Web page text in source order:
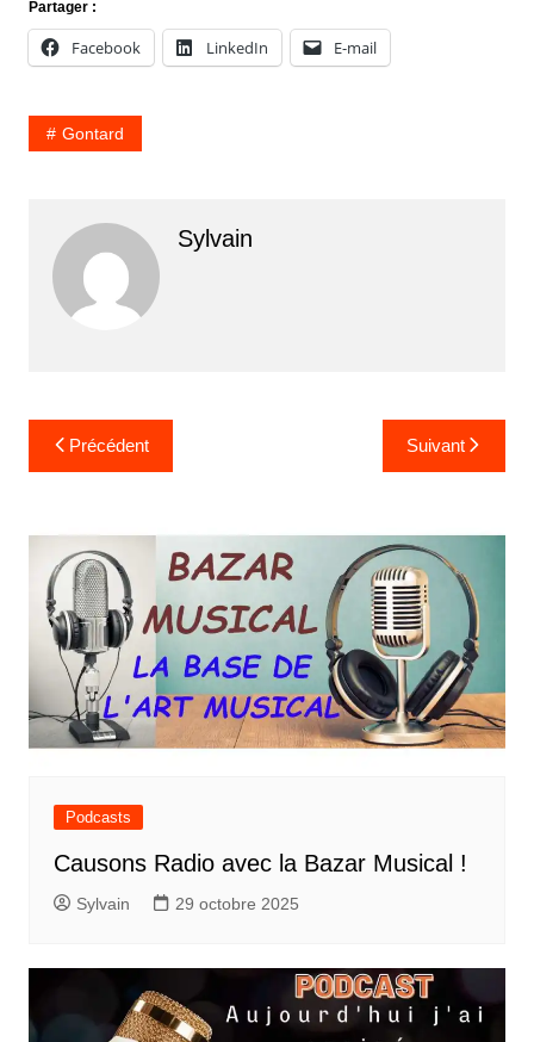
Partager :
Facebook LinkedIn E-mail
Gontard
Sylvain
Navigation
de
Précédent Suivant
Podcasts
Causons Radio avec la Bazar Musical !
Sylvain 29 octobre 2025